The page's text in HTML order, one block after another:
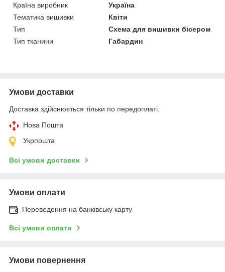
Країна виробник
Україна
Тематика вишивки
Квіти
Тип
Схема для вишивки бісером
Тип тканини
Габардин
Умови доставки
Доставка здійснюється тільки по передоплаті.
Нова Пошта
Укрпошта
Всі умови доставки
Умови оплати
Переведення на банківську карту
Всі умови оплати
Умови повернення